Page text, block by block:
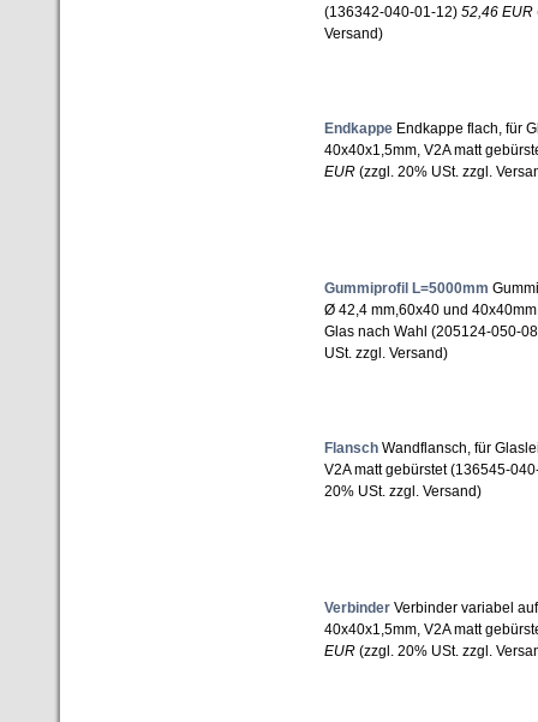
(136342-040-01-12) 52,46 EUR
Versand)
Endkappe Endkappe flach, für
40x40x1,5mm, V2A matt
EUR (zzgl. 20% USt. zzgl.
Gummiprofil L=5000mm
Ø 42,4 mm,60x40 und
Glas nach Wahl (205124-050-
USt. zzgl. Versand)
Flansch Wandflansch, für
V2A matt gebürstet (136545-
20% USt. zzgl. Versand)
Verbinder Verbinder variabel
40x40x1,5mm, V2A matt
EUR (zzgl. 20% USt. zzgl.